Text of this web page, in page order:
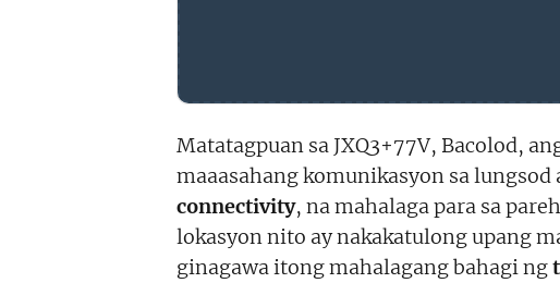
Matatagpuan sa JXQ3+77V, Bacolod,
maaasahang komunikasyon sa
connectivity, na mahalaga para sa
lokasyon nito ay nakakatulong upang
ginagawa itong mahalagang bahagi ng